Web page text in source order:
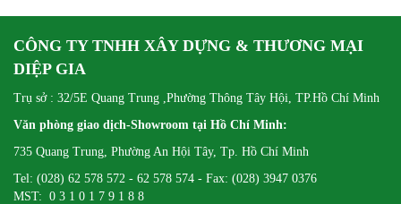
CÔNG TY TNHH XÂY DỰNG & THƯƠNG MẠI
DIỆP GIA
Trụ sở : 32/5E Quang Trung ,Phường Thông Tây Hội, TP.Hồ Chí Minh
Văn phòng giao dịch-Showroom tại Hồ Chí Minh:
735 Quang Trung, Phường An Hội Tây, Tp. Hồ Chí Minh
Tel: (028) 62 578 572 - 62 578 574 - Fax: (028) 3947 0376
MST: 0 3 1 0 1 7 9 1 8 8